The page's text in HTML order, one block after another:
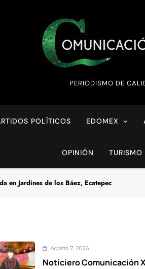
PERIODISMO DE
POLÍTICOS EDOMEX
OPINIÓN TURISMO
en Jardines de los Báez, Ecatepec
7, 2026
Comunicación XXI 07-08-2026